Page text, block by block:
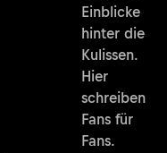
Einblicke
hinter die
Kulissen.
Hier
schreiben
Fans für
Fans.